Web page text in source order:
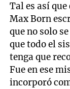
Tal es así
Max Born
que no solo
que todo el
tenga que
Fue en ese
incorporó